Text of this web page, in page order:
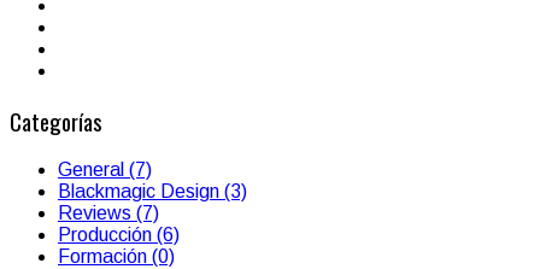
Categorías
General (7)
Blackmagic Design (3)
Reviews (7)
Producción (6)
Formación (0)